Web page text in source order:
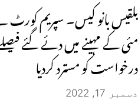
بلقیس بانو کیس۔ سپریم کورٹ
مئی کے مہینے میں دئے گئے
درخواست کو مسترد کردیا
دسمبر 17, 2022